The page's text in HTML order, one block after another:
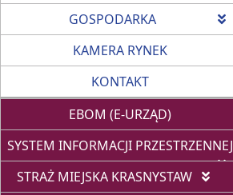
GOSPODARKA
KAMERA RYNEK
KONTAKT
EBOM (E-URZĄD)
SYSTEM INFORMACJI PRZESTRZENNEJ
STRAŻ MIEJSKA KRASNYSTAW